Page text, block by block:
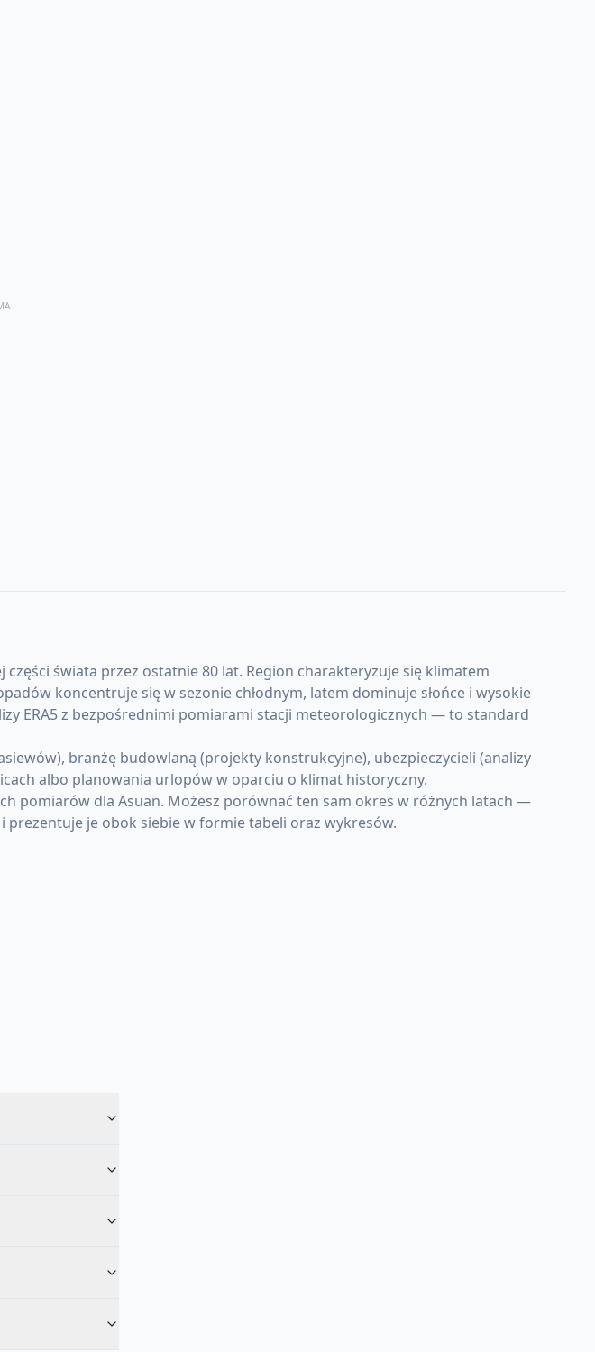
świata przez ostatnie 80 lat. Region charakteryzuje się klimatem
koncentruje się w sezonie chłodnym, latem dominuje słońce i wysokie
ERA5 z bezpośrednimi pomiarami stacji meteorologicznych — to standard
branżę budowlaną (projekty konstrukcyjne), ubezpieczycieli (analizy
albo planowania urlopów w oparciu o klimat historyczny.
pomiarów dla Asuan. Możesz porównać ten sam okres w różnych latach —
je obok siebie w formie tabeli oraz wykresów.